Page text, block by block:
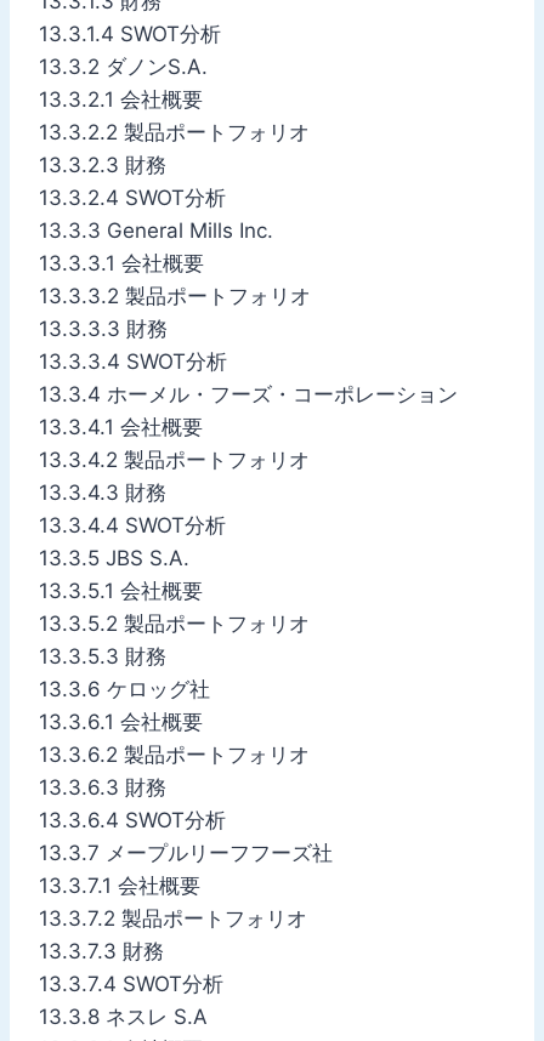
13.3.1.4 SWOT分析
13.3.2 ダノンS.A.
13.3.2.1 会社概要
13.3.2.2 製品ポートフォリオ
13.3.2.3 財務
13.3.2.4 SWOT分析
13.3.3 General Mills Inc.
13.3.3.1 会社概要
13.3.3.2 製品ポートフォリオ
13.3.3.3 財務
13.3.3.4 SWOT分析
13.3.4 ホーメル・フーズ・コーポレーション
13.3.4.1 会社概要
13.3.4.2 製品ポートフォリオ
13.3.4.3 財務
13.3.4.4 SWOT分析
13.3.5 JBS S.A.
13.3.5.1 会社概要
13.3.5.2 製品ポートフォリオ
13.3.5.3 財務
13.3.6 ケロッグ社
13.3.6.1 会社概要
13.3.6.2 製品ポートフォリオ
13.3.6.3 財務
13.3.6.4 SWOT分析
13.3.7 メープルリーフフーズ社
13.3.7.1 会社概要
13.3.7.2 製品ポートフォリオ
13.3.7.3 財務
13.3.7.4 SWOT分析
13.3.8 ネスレ S.A